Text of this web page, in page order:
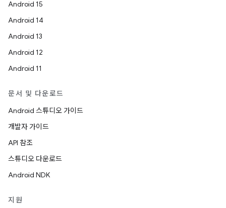
Android 15
Android 14
Android 13
Android 12
Android 11
문서 및 다운로드
Android 스튜디오 가이드
개발자 가이드
API 참조
스튜디오 다운로드
Android NDK
지원